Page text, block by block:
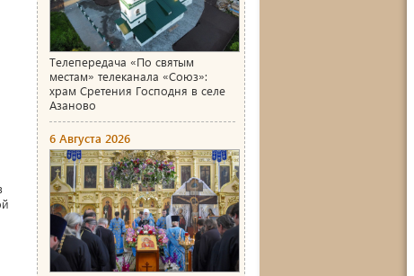
Телепередача «По святым
местам» телеканала «Союз»:
храм Сретения Господня в селе
Азаново
6 Августа 2026